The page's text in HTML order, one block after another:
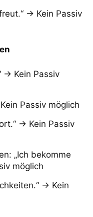
→ Kein Passiv
→ Kein Passiv
Passiv möglich
→ Kein Passiv
„Ich bekomme
möglich
→ Kein